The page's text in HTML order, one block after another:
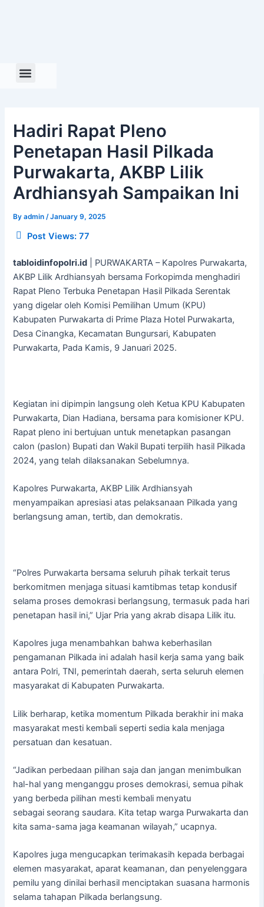
Hadiri Rapat Pleno
Penetapan Hasil Pilkada
Purwakarta, AKBP Lilik
Ardhiansyah Sampaikan Ini
Byadmin /January 9, 2025
Post Views: 77
tabloidinfopolri.id | PURWAKARTA – Kapolres Purwakarta,
AKBP Lilik Ardhiansyah bersama Forkopimda menghadiri
Rapat Pleno Terbuka Penetapan Hasil Pilkada Serentak
yang digelar oleh Komisi Pemilihan Umum (KPU)
Kabupaten Purwakarta di Prime Plaza Hotel Purwakarta,
Desa Cinangka, Kecamatan Bungursari, Kabupaten
Purwakarta, Pada Kamis, 9 Januari 2025.
Kegiatan ini dipimpin langsung oleh Ketua KPU Kabupaten
Purwakarta, Dian Hadiana, bersama para komisioner KPU.
Rapat pleno ini bertujuan untuk menetapkan pasangan
calon (paslon) Bupati dan Wakil Bupati terpilih hasil Pilkada
2024, yang telah dilaksanakan Sebelumnya.
Kapolres Purwakarta, AKBP Lilik Ardhiansyah
menyampaikan apresiasi atas pelaksanaan Pilkada yang
berlangsung aman, tertib, dan demokratis.
“Polres Purwakarta bersama seluruh pihak terkait terus
berkomitmen menjaga situasi kamtibmas tetap kondusif
selama proses demokrasi berlangsung, termasuk pada hari
penetapan hasil ini,” Ujar Pria yang akrab disapa Lilik itu.
Kapolres juga menambahkan bahwa keberhasilan
pengamanan Pilkada ini adalah hasil kerja sama yang baik
antara Polri, TNI, pemerintah daerah, serta seluruh elemen
masyarakat di Kabupaten Purwakarta.
Lilik berharap, ketika momentum Pilkada berakhir ini maka
masyarakat mesti kembali seperti sedia kala menjaga
persatuan dan kesatuan.
“Jadikan perbedaan pilihan saja dan jangan menimbulkan
hal-hal yang menganggu proses demokrasi, semua pihak
yang berbeda pilihan mesti kembali menyatu
sebagai seorang saudara. Kita tetap warga Purwakarta dan
kita sama-sama jaga keamanan wilayah,” ucapnya.
Kapolres juga mengucapkan terimakasih kepada berbagai
elemen masyarakat, aparat keamanan, dan penyelenggara
pemilu yang dinilai berhasil menciptakan suasana harmonis
selama tahapan Pilkada berlangsung.